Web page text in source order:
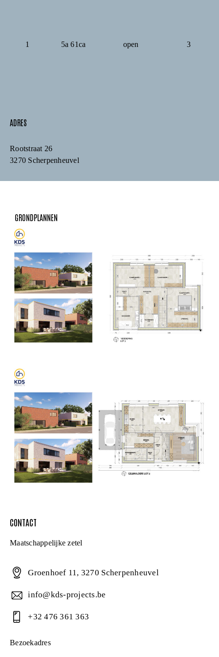
1 5a 61ca open 3
ADRES
Rootstraat 26
3270 Scherpenheuvel
GRONDPLANNEN
CONTACT
Maatschappelijke zetel
Groenhoef 11, 3270 Scherpenheuvel
info@kds-projects.be
+32 476 361 363
Bezoekadres